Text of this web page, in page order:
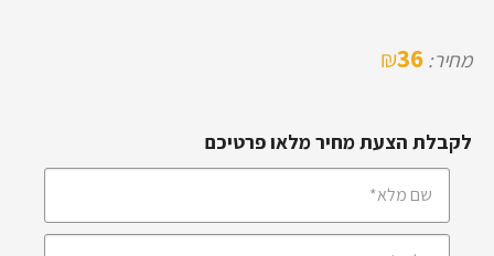
מחיר: 36
₪
לקבלת הצעת מחיר מלאו פרטיכם